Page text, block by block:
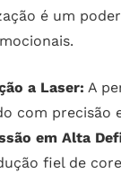
é um
a Laser: A
com precisão
em Alta
fiel de